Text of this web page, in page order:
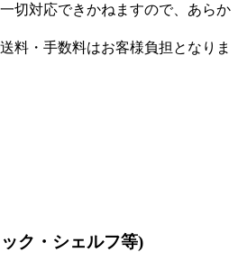
切対応できかねますので、あらか
料・手数料はお客様負担となりま
ク・シェルフ等)